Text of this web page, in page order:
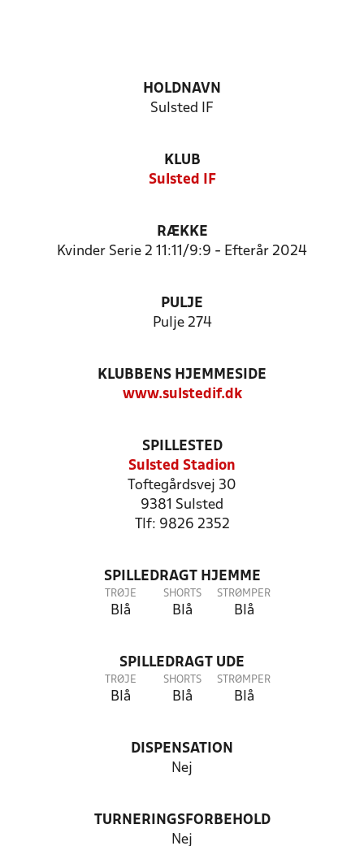
HOLDNAVN
Sulsted IF
KLUB
Sulsted IF
RÆKKE
Kvinder Serie 2 11:11/9:9 - Efterår 2024
PULJE
Pulje 274
KLUBBENS HJEMMESIDE
www.sulstedif.dk
SPILLESTED
Sulsted Stadion
Toftegårdsvej 30
9381 Sulsted
Tlf: 9826 2352
SPILLEDRAGT HJEMME
TRØJE
Blå
SHORTS
Blå
STRØMPER
Blå
SPILLEDRAGT UDE
TRØJE
Blå
SHORTS
Blå
STRØMPER
Blå
DISPENSATION
Nej
TURNERINGSFORBEHOLD
Nej